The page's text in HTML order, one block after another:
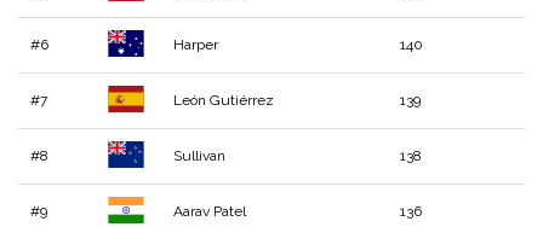
#6 Harper 140
#7 León Gutiérrez 139
#8 Sullivan 138
#9 Aarav Patel 136